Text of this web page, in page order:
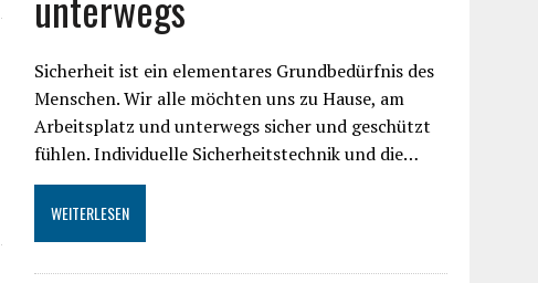
Sicherheit ist ein elementares Grundbedürfnis des
Menschen. Wir alle möchten uns zu Hause, am
Arbeitsplatz und unterwegs sicher und geschützt
fühlen. Individuelle Sicherheitstechnik und die…
WEITERLESEN